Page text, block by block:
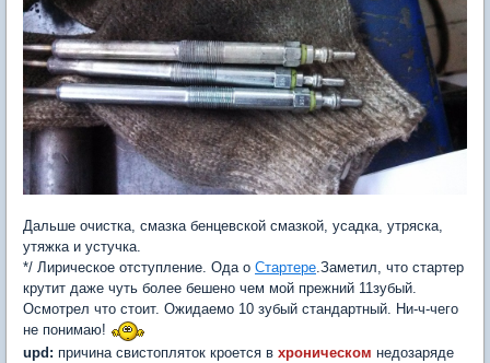
Дальше очистка, смазка бенцевской смазкой, усадка, утряска,
утяжка и устучка.
*/ Лирическое отступление. Ода о Стартере.Заметил, что стартер
крутит даже чуть более бешено чем мой прежний 11зубый.
Осмотрел что стоит. Ожидаемо 10 зубый стандартный. Ни-ч-чего
не понимаю!
upd: причина свистопляток кроется в хроническом недозаряде